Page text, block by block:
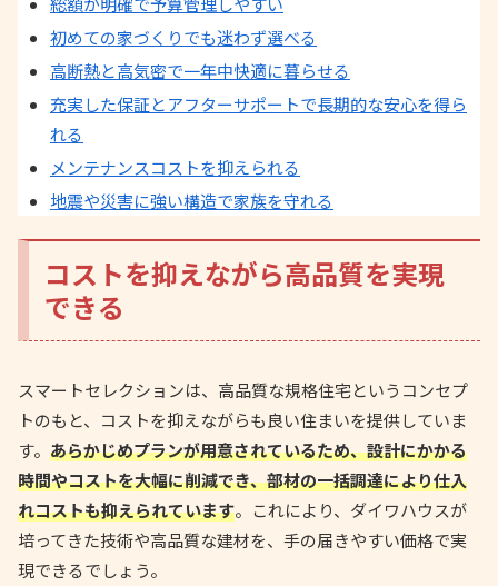
初めての家づくりでも迷わず選べる
高断熱と高気密で一年中快適に暮らせる
充実した保証とアフターサポートで長期的な安心を得ら
れる
メンテナンスコストを抑えられる
地震や災害に強い構造で家族を守れる
コストを抑えながら高品質を実現
できる
スマートセレクションは、高品質な規格住宅というコンセプ
トのもと、コストを抑えながらも良い住まいを提供していま
す。 あらかじめプランが用意されているため、設計にかかる
時間やコストを大幅に削減でき、部材の一括調達により仕入
れコストも抑えられています。これにより、ダイワハウスが
培ってきた技術や高品質な建材を、手の届きやすい価格で実
現できるでしょう。